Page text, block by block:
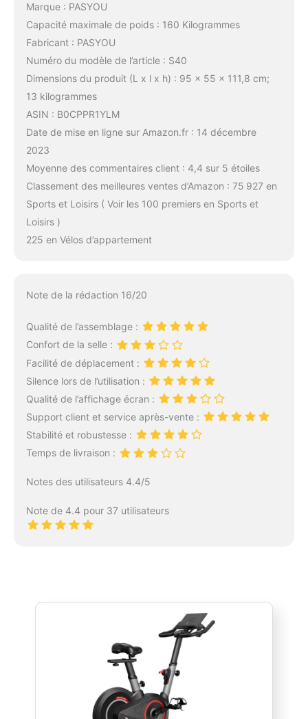
Marque : PASYOU
Capacité maximale de poids : 160 Kilogrammes
Fabricant : PASYOU
Numéro du modèle de l’article : S40
Dimensions du produit (L x l x h) : 95 x 55 x 111,8 cm;
13 kilogrammes
ASIN : B0CPPR1YLM
Date de mise en ligne sur Amazon.fr : 14 décembre
2023
Moyenne des commentaires client : 4,4 sur 5 étoiles
Classement des meilleures ventes d’Amazon : 75 927 en
Sports et Loisirs ( Voir les 100 premiers en Sports et
Loisirs )
225 en Vélos d’appartement
Note de la rédaction 16/20
Qualité de l’assemblage :
Confort de la selle :
Facilité de déplacement :
Silence lors de l’utilisation :
Qualité de l’affichage écran :
Support client et service après-vente :
Stabilité et robustesse :
Temps de livraison :
Notes des utilisateurs 4.4/5
Note de 4.4 pour 37 utilisateurs